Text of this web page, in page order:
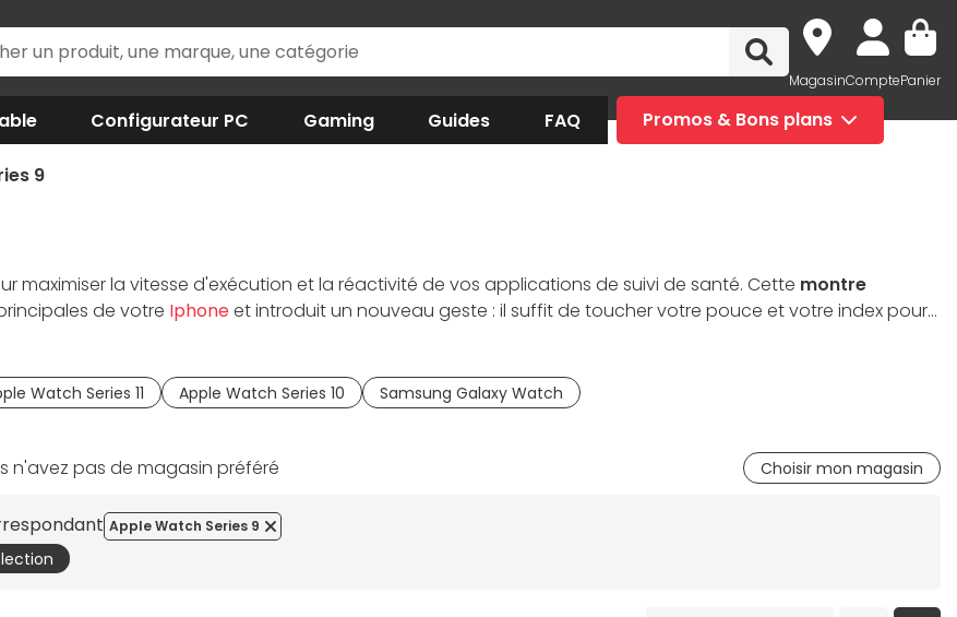
MagasinComptePanier
Configurateur PC Gaming Guides FAQ Promos & Bons plans
9
maximiser la vitesse d'exécution et la réactivité de vos applications de suivi de santé. Cette montre
de votre Iphoneet introduit un nouveau geste : il suffit de toucher votre pouce et votre index pour
plus lumineux grâce à un écran Rétina OLED LTPO allant jusqu'à 2000 nits et des
n'a jamais été aussi simple. Vous n'arrivez pas à vous décider dans votre choix ? Contactez nos
intelligentequi correspond parfaitement à vos besoins.
Watch Series 11 Apple Watch Series 10 Samsung Galaxy Watch
n'avez pas de magasin préféré Choisir mon magasin
Apple Watch Series 9